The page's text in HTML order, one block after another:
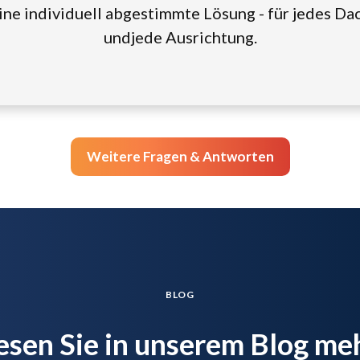
individuell abgestimmte Lösung - für jedes
undjede Ausrichtung.
Weitere Fragen & Antworten
BLOG
Sie in unserem Blog